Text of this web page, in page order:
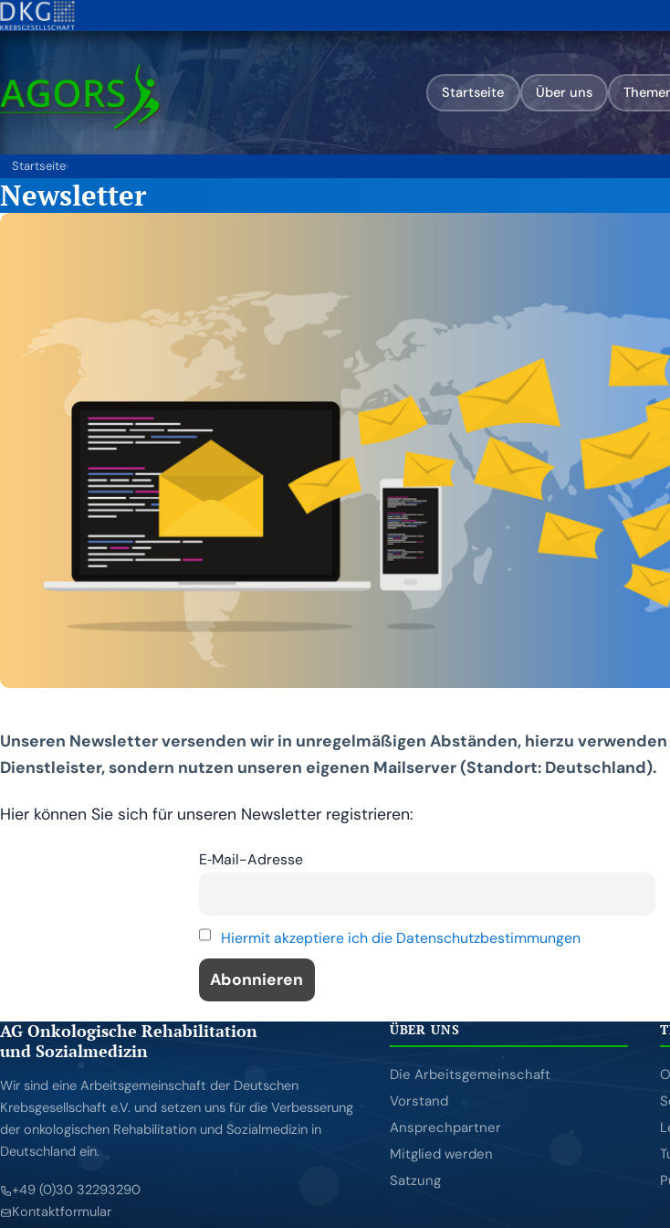
Startseite Über uns
Startseite›
Newsletter
Unse­ren News­let­ter ver­sen­den wir in unre­gel­mä­ßi­gen Abstän­den, hier­zu
Dienst­leis­ter, son­dern nut­zen unse­ren eige­nen Mail­ser­ver (Stand­ort: Deutschland).
Hier kön­nen Sie sich für unse­ren News­let­ter registrieren:
E‑Mail-Adres­se
Hier­mit akzep­tie­re ich die Datenschutzbestimmungen
AG Onkologische Rehabilitation
und Sozialmedizin
Wir sind eine Arbeitsgemeinschaft der Deutschen
Krebsgesellschaft e.V. und setzen uns für die Verbesserung
der onkologischen Rehabilitation und Sozialmedizin in
Deutschland ein.
+49 (0)30 32293290
Kontaktformular
ÜBER UNS
Die Arbeitsgemeinschaft
Vorstand
Ansprechpartner
Mitglied werden
Satzung